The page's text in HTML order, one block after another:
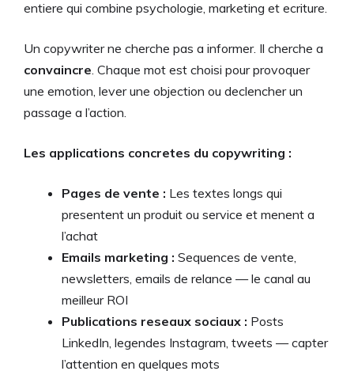
entiere qui combine psychologie, marketing et ecriture.
Un copywriter ne cherche pas a informer. Il cherche a
convaincre . Chaque mot est choisi pour provoquer
une emotion, lever une objection ou declencher un
passage a l’action.
Les applications concretes du copywriting :
Pages de vente : Les textes longs qui
presentent un produit ou service et menent a
l’achat
Emails marketing : Sequences de vente,
newsletters, emails de relance — le canal au
meilleur ROI
Publications reseaux sociaux : Posts
LinkedIn, legendes Instagram, tweets — capter
l’attention en quelques mots